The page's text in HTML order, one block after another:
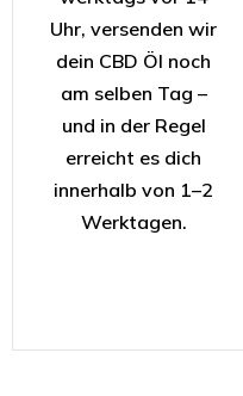
Uhr, versenden wir
dein CBD Öl noch
am selben Tag –
und in der Regel
erreicht es dich
innerhalb von 1–2
Werktagen.